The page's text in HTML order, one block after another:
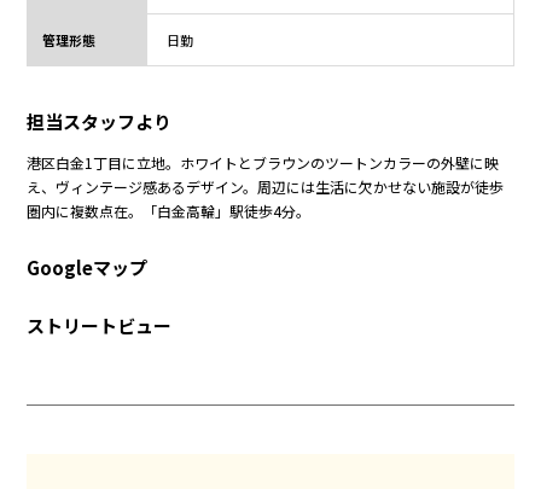
管理形態 日勤
担当スタッフより
港区白金1丁目に立地。ホワイトとブラウンのツートンカラーの外壁に映
え、ヴィンテージ感あるデザイン。周辺には生活に欠かせない施設が徒歩
圏内に複数点在。「白金高輪」駅徒歩4分。
Googleマップ
ストリートビュー